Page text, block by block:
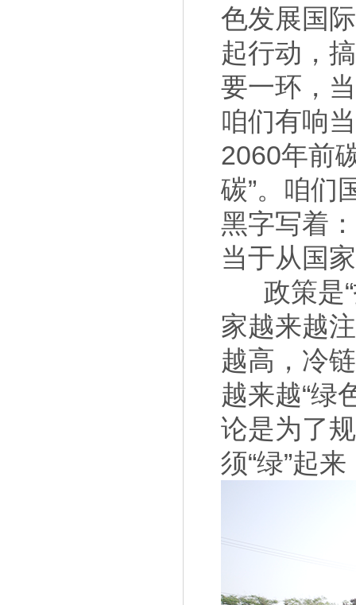
色发展国
起行动，
要一环，
咱们有响
2060年前
碳”。咱们
黑字写着
当于从国
政策是
家越来越
越高，冷
越来越“绿
论是为了
须“绿”起来